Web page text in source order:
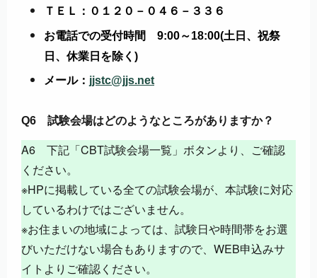
ＴＥＬ：０１２０－０４６－３３６
お電話での受付時間 9:00～18:00(土日、祝祭
日、休業日を除く)
メール： jjstc@jjs.net
Q6 試験会場はどのようなところがありますか？
A6 下記「CBT試験会場一覧」ボタンより、ご確認
ください。
※HPに掲載している全ての試験会場が、本試験に対応
しているわけではございません。
※お住まいの地域によっては、試験日や時間帯をお選
びいただけない場合もありますので、WEB申込みサ
イトよりご確認ください。